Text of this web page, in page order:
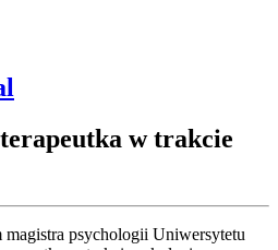
w trakcie
magistra psychologii Uniwersytetu